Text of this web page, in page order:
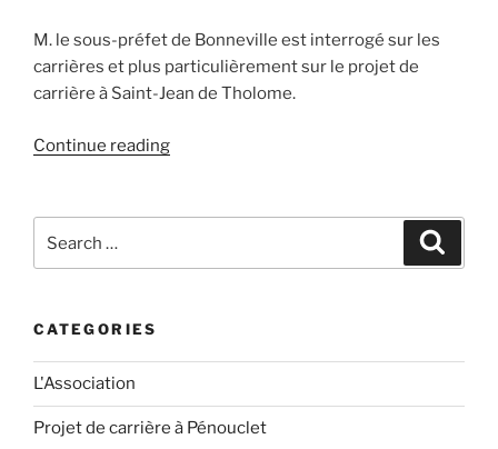
M. le sous-préfet de Bonneville est interrogé sur les
carrières et plus particulièrement sur le projet de
carrière à Saint-Jean de Tholome.
Continue reading“Projets
“Un
la
de
la
for:
CATEGORIES
L'Association
Projet de carrière à Pénouclet